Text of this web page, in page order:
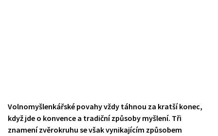
Volnomyšlenkářské povahy vždy táhnou za kratší konec,
když jde o konvence a tradiční způsoby myšlení. Tři
znamení zvěrokruhu se však vynikajícím způsobem